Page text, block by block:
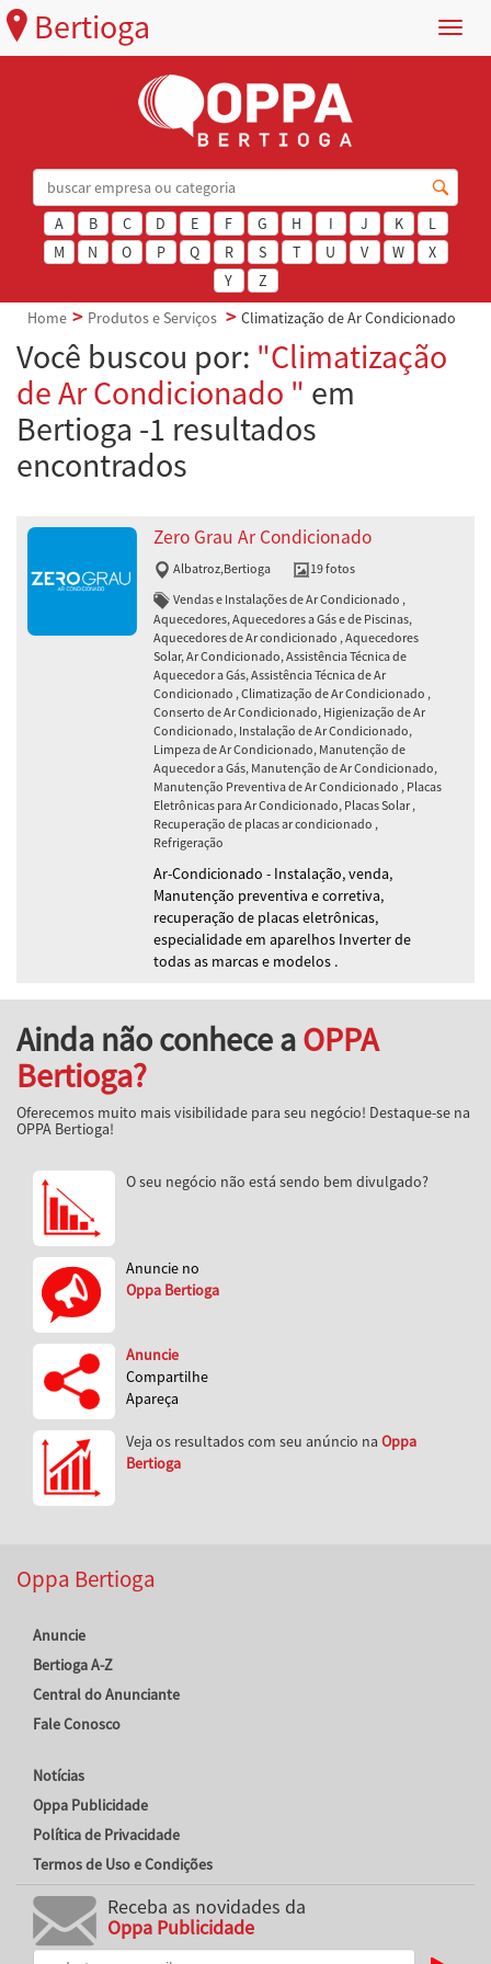
Menu
Bertioga
A B C D E F G H I J K
L
M
N O P Q R S T U V W
X
Y
Z
Home
Produtos e Serviços Climatização de Ar Condicionado
Você buscou por: "Climatização
de Ar Condicionado " em
Bertioga -1 resultados
encontrados
Zero Grau Ar Condicionado
Albatroz,Bertioga
19 fotos
Vendas e Instalações de Ar Condicionado ,
Aquecedores, Aquecedores a Gás e de Piscinas,
Aquecedores de Ar condicionado , Aquecedores
Solar, Ar Condicionado, Assistência Técnica de
Aquecedor a Gás, Assistência Técnica de Ar
Condicionado , Climatização de Ar Condicionado ,
Conserto de Ar Condicionado, Higienização de Ar
Condicionado, Instalação de Ar Condicionado,
Limpeza de Ar Condicionado, Manutenção de
Aquecedor a Gás, Manutenção de Ar Condicionado,
Manutenção Preventiva de Ar Condicionado , Placas
Eletrônicas para Ar Condicionado, Placas Solar ,
Recuperação de placas ar condicionado ,
Refrigeração
Ar-Condicionado - Instalação, venda,
Manutenção preventiva e corretiva,
recuperação de placas eletrônicas,
especialidade em aparelhos Inverter de
todas as marcas e modelos .
Ainda não conhece aOPPA
Bertioga?
Oferecemos muito mais visibilidade para seu negócio! Destaque-se na
OPPA Bertioga!
O seu negócio não está sendo bem divulgado?
Anuncie no
Oppa Bertioga
Anuncie
Compartilhe
Apareça
Veja os resultados com seu anúncio na Oppa
Bertioga
Oppa Bertioga
Anuncie
Bertioga A-Z
Central do Anunciante
Fale Conosco
Notícias
Oppa Publicidade
Política de Privacidade
Termos de Uso e Condições
Receba as novidades da
Oppa Publicidade